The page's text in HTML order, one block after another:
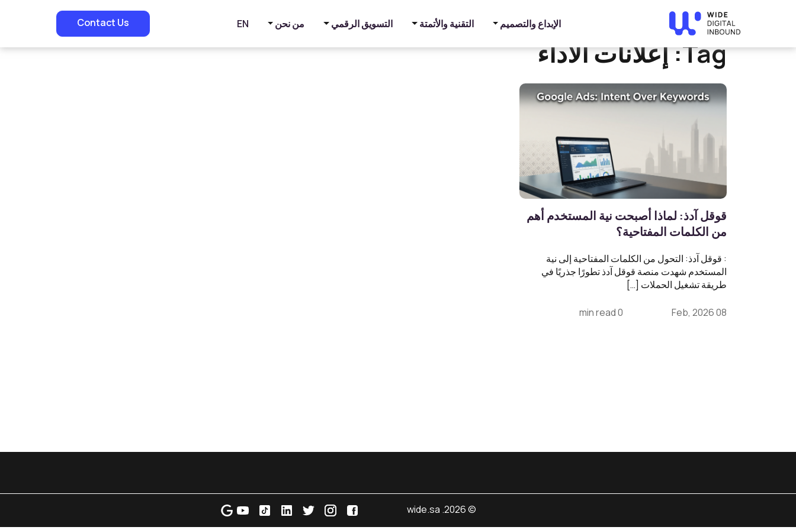
الإبداع والتصميم التقنية والأتمتة التسويق الرقمي من نحن EN
Contact Us Home
» إعلانات الأداء
Tag: إعلانات الأداء
قوقل آدذ: لماذا أصبحت نية المستخدم أهم
من الكلمات المفتاحية؟
: قوقل آدذ: التحول من الكلمات المفتاحية إلى نية
المستخدم شهدت منصة قوقل آدذ تطورًا جذريًا في
طريقة تشغيل الحملات […]
08 Feb, 2026
0 min read
© 2026. wide.sa